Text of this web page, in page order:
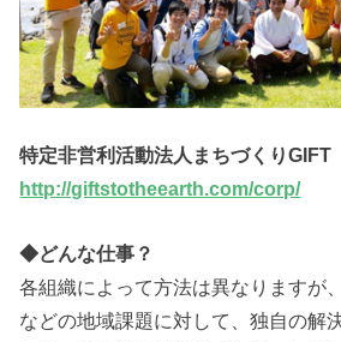
特定非営利活動法人まちづくりGIFT
http://giftstotheearth.com/corp/
◆どんな仕事？
各組織によって方法は異なりますが
などの地域課題に対して、独自の解